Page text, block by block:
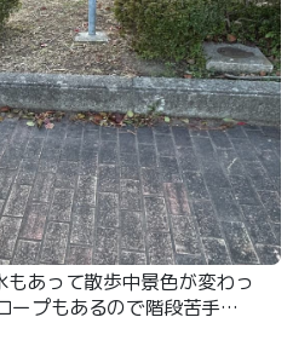
あって散歩中景色が変わっ
ープもあるので階段苦手な